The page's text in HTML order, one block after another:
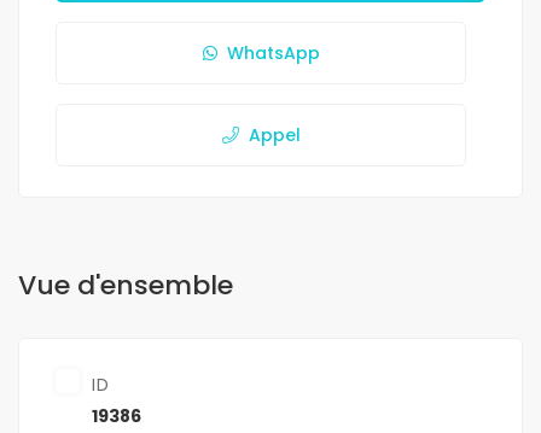
WhatsApp
Appel
Vue d'ensemble
ID
19386